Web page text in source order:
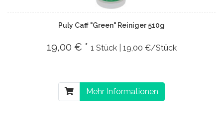
Puly Caff "Green" Reiniger 510g
19,00 € * 1 Stück | 19,00 €/Stück
Mehr Informationen